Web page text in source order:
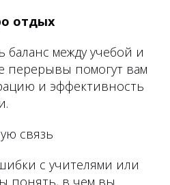
отдых
между учебой и
перерывы помогут вам
и эффективность
связь
с учителями или